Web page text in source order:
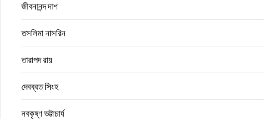
জীবনানন্দ দাশ
তসলিমা নাসরিন
তারাপদ রায়
দেবব্রত সিংহ
নবকৃষ্ণ ভট্টাচার্য